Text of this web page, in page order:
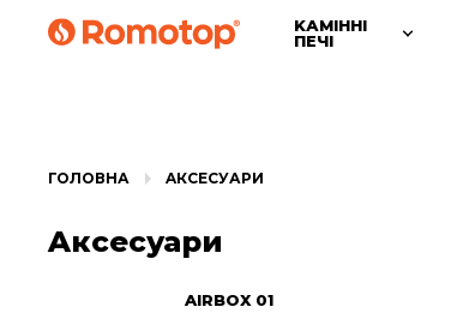
KАМІННІ
ПЕЧІ
ГОЛОВНА AКСЕСУАРИ
Aксесуари
AIRBOX 01